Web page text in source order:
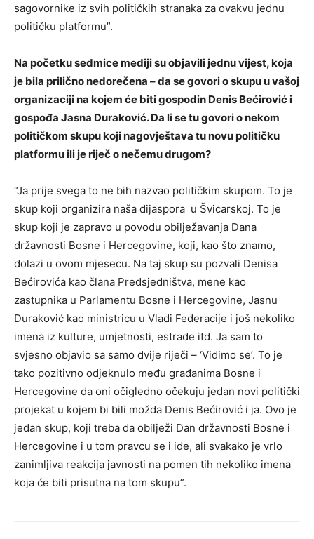
sagovornike iz svih političkih stranaka za ovakvu jednu
političku platformu”.
Na početku sedmice mediji su objavili jednu vijest, koja
je bila prilično nedorečena – da se govori o skupu u vašoj
organizaciji na kojem će biti gospodin Denis Bećirović i
gospođa Jasna Duraković. Da li se tu govori o nekom
političkom skupu koji nagovještava tu novu političku
platformu ili je riječ o nečemu drugom?
“Ja prije svega to ne bih nazvao političkim skupom. To je
skup koji organizira naša dijaspora u Švicarskoj. To je
skup koji je zapravo u povodu obilježavanja Dana
državnosti Bosne i Hercegovine, koji, kao što znamo,
dolazi u ovom mjesecu. Na taj skup su pozvali Denisa
Bećirovića kao člana Predsjedništva, mene kao
zastupnika u Parlamentu Bosne i Hercegovine, Jasnu
Duraković kao ministricu u Vladi Federacije i još nekoliko
imena iz kulture, umjetnosti, estrade itd. Ja sam to
svjesno objavio sa samo dvije riječi – ‘Vidimo se’. To je
tako pozitivno odjeknulo među građanima Bosne i
Hercegovine da oni očigledno očekuju jedan novi politički
projekat u kojem bi bili možda Denis Bećirović i ja. Ovo je
jedan skup, koji treba da obilježi Dan državnosti Bosne i
Hercegovine i u tom pravcu se i ide, ali svakako je vrlo
zanimljiva reakcija javnosti na pomen tih nekoliko imena
koja će biti prisutna na tom skupu”.